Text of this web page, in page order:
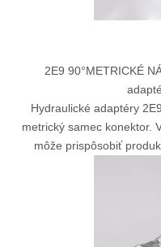
2E9 90°METRICKÉ
Hydraulické adaptéry
metrický samec konektor.
môže prispôsobiť